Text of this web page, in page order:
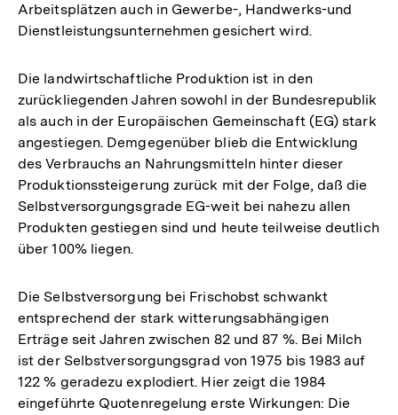
Arbeitsplätzen auch in Gewerbe-, Handwerks-und
Dienstleistungsunternehmen gesichert wird.
Die landwirtschaftliche Produktion ist in den
zurückliegenden Jahren sowohl in der Bundesrepublik
als auch in der Europäischen Gemeinschaft (EG) stark
angestiegen. Demgegenüber blieb die Entwicklung
des Verbrauchs an Nahrungsmitteln hinter dieser
Produktionssteigerung zurück mit der Folge, daß die
Selbstversorgungsgrade EG-weit bei nahezu allen
Produkten gestiegen sind und heute teilweise deutlich
über 100% liegen.
Die Selbstversorgung bei Frischobst schwankt
entsprechend der stark witterungsabhängigen
Erträge seit Jahren zwischen 82 und 87 %. Bei Milch
ist der Selbstversorgungsgrad von 1975 bis 1983 auf
122 % geradezu explodiert. Hier zeigt die 1984
eingeführte Quotenregelung erste Wirkungen: Die